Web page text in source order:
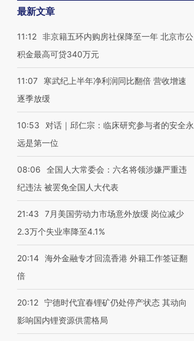
最新文章
11:12 非京籍五环内购房社保降至一年 北京市公
积金最高可贷340万元
11:07
寒武纪上半年净利润同比翻倍 营收增速
逐季放缓
10:53
对话｜邱仁宗：临床研究参与者的安全永
远是第一位
08:06
全国人大常委会：六名将领涉嫌严重违
纪违法 被罢免全国人大代表
21:43
7月美国劳动力市场意外放缓 岗位减少
2.3万个失业率降至4.1%
20:14 海外金融专才回流香港 外籍工作签证翻
倍
20:12 宁德时代宜春锂矿仍处停产状态 其动向
影响国内锂资源供需格局